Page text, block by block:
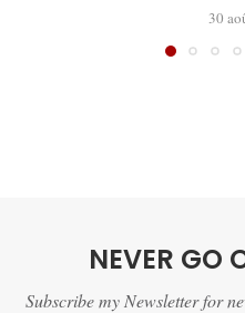
30
NEVER GO
Subscribe my Newsletter for